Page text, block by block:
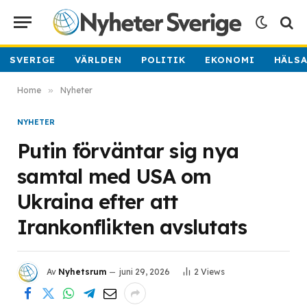
SVERIGE VÄRLDEN POLITIK EKONOMI
Home » Nyheter
NYHETER
Putin förväntar sig nya
samtal med USA om
Ukraina efter att
Irankonflikten avslutats
Av Nyhetsrum juni 29, 2026 2 Views